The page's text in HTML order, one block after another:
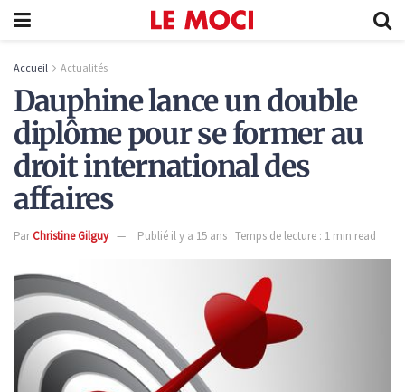
Accueil Actualités
Dauphine lance un double
diplôme pour se former au
droit international des
affaires
ParChristine Gilguy Publié il y a 15 ans Temps de lecture : 1 min read